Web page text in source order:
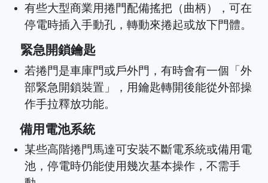
有些大型商業用捲門配備搖把（曲柄），可在
停電時插入手動孔，轉動來捲起或放下門體。
緊急開鎖鑰匙
若捲門是車庫門或戶外門，有時會有一個「外
部緊急開鎖裝置」，用鑰匙轉開後能從外部操
作手拉釋放功能。
備用電池系統
某些高階捲門馬達可安裝不斷電系統或備用電
池，停電時仍能使用幾次基本操作，不需手